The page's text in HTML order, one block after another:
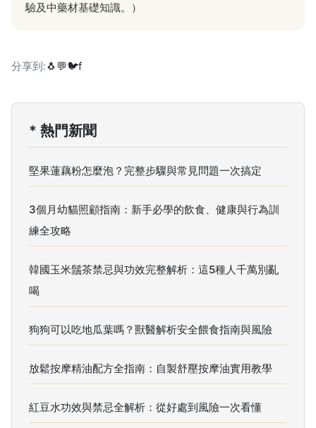
驗及中藥材基礎知識。）
分享到:🐧💬🐦f
* 熱門新聞
堅果蓮藕粉怎麼泡？完整步驟與常見問題一次搞定
3個月幼貓照顧指南：新手必學的飲食、健康與行為訓
練全攻略
韓國玉米鬚茶禁忌與功效完整解析：這5種人千萬別亂
喝
狗狗可以吃地瓜葉嗎？獸醫解析安全餵食指南與風險
放鬆按摩精油配方全指南：自製舒壓按摩油實用教學
紅豆水功效與禁忌全解析：從好處到風險一次看懂